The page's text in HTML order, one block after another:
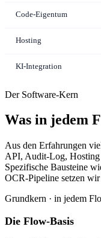
Code-Eigentum
Hosting
KI-Integration
Der Software-Kern
Was in jedem
Aus den Erfahrungen
API, Audit-Log,
Spezifische Bausteine
OCR-Pipeline setzen
Grundkern · in jedem
Die Flow-Basis